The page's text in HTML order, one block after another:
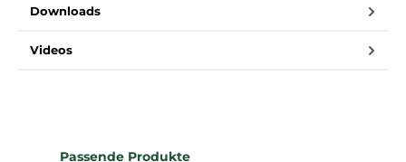
Downloads
Videos
Produktgalerie überspringen
Passende Produkte